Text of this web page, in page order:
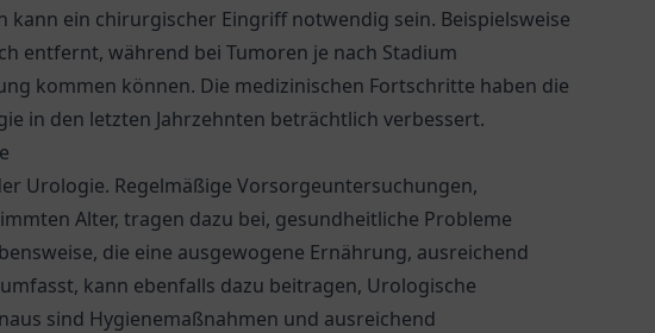
kann ein chirurgischer Eingriff notwendig sein. Beispielsweise
entfernt, während bei Tumoren je nach Stadium
kommen können. Die medizinischen Fortschritte haben die
in den letzten Jahrzehnten beträchtlich verbessert.
Urologie. Regelmäßige Vorsorgeuntersuchungen,
Alter, tragen dazu bei, gesundheitliche Probleme
die eine ausgewogene Ernährung, ausreichend
kann ebenfalls dazu beitragen, Urologische
sind Hygienemaßnahmen und ausreichend